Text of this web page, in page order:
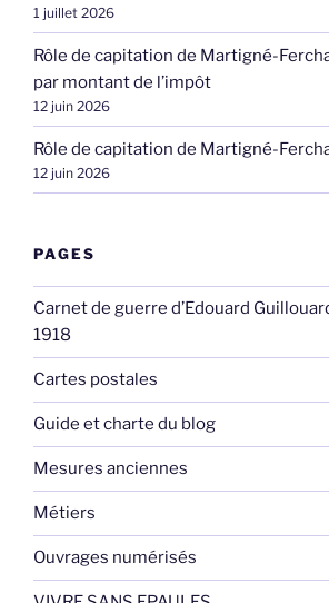
1 juillet 2026
Rôle de capitation de Martigné-
par montant de l’impôt
12 juin 2026
Rôle de capitation de Martigné-
12 juin 2026
PAGES
Carnet de guerre d’Edouard
1918
Cartes postales
Guide et charte du blog
Mesures anciennes
Métiers
Ouvrages numérisés